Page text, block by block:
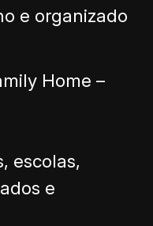
e organizado
Home –
escolas,
e